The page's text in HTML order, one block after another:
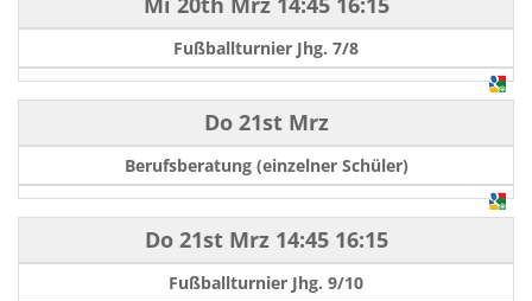
Fußballturnier Jhg. 7/8
Do 21st Mrz
Berufsberatung (einzelner Schüler)
Do 21st Mrz14:45 16:15
Fußballturnier Jhg. 9/10